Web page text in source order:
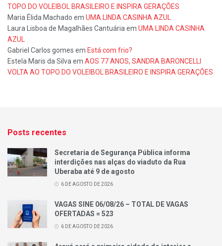
TOPO DO VOLEIBOL BRASILEIRO E INSPIRA GERAÇÕES
Maria Élida Machado em UMA LINDA CASINHA AZUL
Laura Lisboa de Magalhães Cantuária em UMA LINDA CASINHA
AZUL
Gabriel Carlos gomes em Está com frio?
Estela Maris da Silva em AOS 77 ANOS, SANDRA BARONCELLI
VOLTA AO TOPO DO VOLEIBOL BRASILEIRO E INSPIRA GERAÇÕES
Posts recentes
Secretaria de Segurança Pública informa
interdições nas alças do viaduto da Rua
Uberaba até 9 de agosto
6 DE AGOSTO DE 2026
VAGAS SINE 06/08/26 – TOTAL DE VAGAS
OFERTADAS = 523
6 DE AGOSTO DE 2026